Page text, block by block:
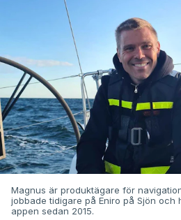
Magnus är produktägare för
jobbade tidigare på Eniro på Sjön
appen sedan 2015.